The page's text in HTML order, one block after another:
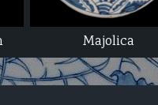
Majolica